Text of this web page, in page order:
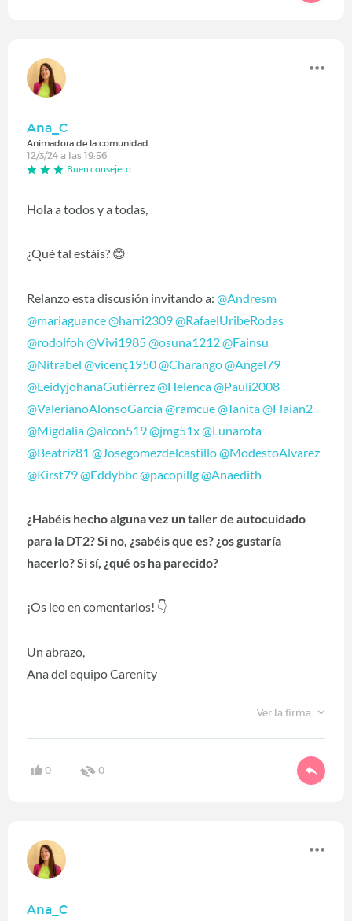
Ana_C
Animadora de la comunidad
12/3/24 a las 19:56
Buen consejero
Hola a todos y a todas,
¿Qué tal estáis? 😊
Relanzo esta discusión invitando a: @Andresm
@mariaguance@harri2309@RafaelUribeRodas
@rodolfoh @Vivi1985@osuna1212@Fainsu
@Nitrabel @vicenç1950@Charango@Angel79
@LeidyjohanaGutiérrez@Helenca@Pauli2008
@ValerianoAlonsoGarcía@ramcue@Tanita@Flaian2
@Migdalia@alcon519@jmg51x@Lunarota
@Beatriz81 @Josegomezdelcastillo@ModestoAlvarez
@Kirst79@Eddybbc@pacopillg@Anaedith
¿Habéis hecho alguna vez un taller de autocuidado
para la DT2? Si no, ¿sabéis que es? ¿os gustaría
hacerlo? Si sí, ¿qué os ha parecido?
¡Os leo en comentarios! 👇
Un abrazo,
Ana del equipo Carenity
Ver la firma
0 0
Ana_C